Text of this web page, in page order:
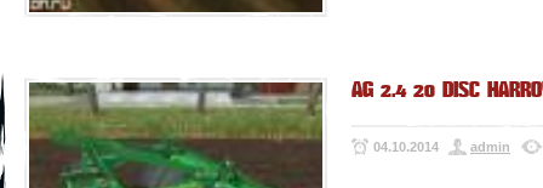
AG 2.4 20 DISC
04.10.2014 admin